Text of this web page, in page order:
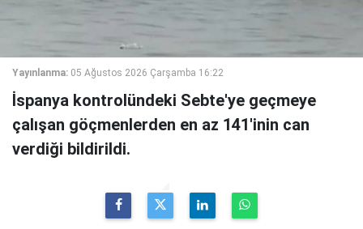
Yayınlanma: 05 Ağustos 2026 Çarşamba 16:22
İspanya kontrolündeki Sebte'ye geçmeye
çalışan göçmenlerden en az 141'inin can
verdiği bildirildi.